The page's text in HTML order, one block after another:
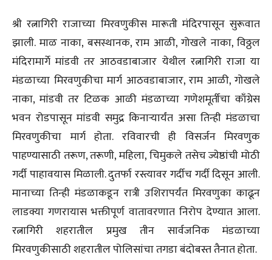
श्री रत्नागिरी राजाच्या मिरवणुकीस मारूती मंदिरपासून सुरूवात
झाली. माळ नाका, बसस्थानक, राम आळी, गोखले नाका, विठ्ठल
मंदिरामार्गे मांडवी तर आठवडाबाजार येथील रत्नागिरी राजा या
मंडळाच्या मिरवणुकीचा मार्ग आठवडाबाजार, राम आळी, गोखले
नाका, मांडवी तर टिळक आळी मंडळाच्या गणेशमूर्तीचा काँग्रेस
भवन रोडपासून मांडवी समुद्र किनार्‍यार्यंत असा तिन्ही मंडळाचा
मिरवणुकीचा मार्ग होता. रविवारची ही विसर्जन मिरवणुक
पाहण्यासाठी तरूण, तरूणी, महिला, चिमुकले तसेच ज्येष्ठांची मोठी
गर्दी पाहावयास मिळाली. दुतर्फा रस्त्यावर गर्दीच गर्दी दिसून आली.
मानाच्या तिन्ही मंडळाकडून रात्री उशिरापर्यंत मिरवणुका काढून
लाडक्या गणरायास भक्तीपूर्ण वातावरणात निरोप देण्यात आला.
रत्नागिरी शहरातील प्रमुख तीन सार्वजनिक मंडळाच्या
मिरवणुकीसाठी शहरातील पोलिसांचा तगडा बंदोबस्त तैनात होता.